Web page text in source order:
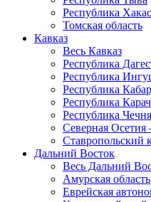
Республика
Томская область
Кавказ
Весь Кавказ
Республика
Республика
Республика
Республика
Республика Чечня
Северная Осетия
Ставропольский
Дальний Восток
Весь Дальний
Амурская область
Еврейская